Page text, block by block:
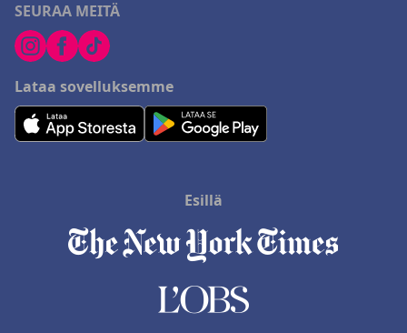
SEURAA MEITÄ
Lataa sovelluksemme
Esillä